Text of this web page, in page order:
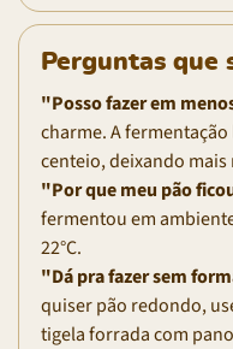
Perguntas que
"Posso fazer em
charme. A
centeio, deixando
"Por que meu pão
fermentou em
22°C.
"Dá pra fazer sem
quiser pão redondo,
tigela forrada com